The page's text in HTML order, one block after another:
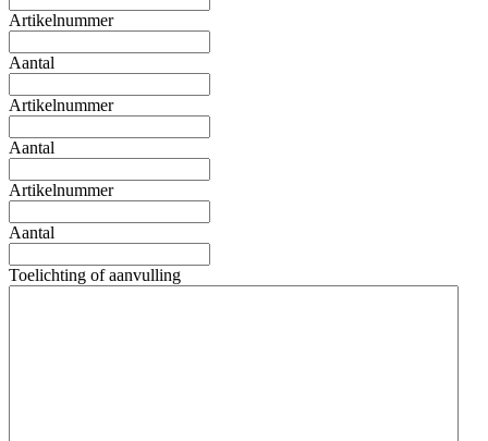
Artikelnummer
Aantal
Artikelnummer
Aantal
Artikelnummer
Aantal
Toelichting of aanvulling